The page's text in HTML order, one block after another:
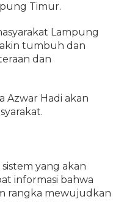
Timur.
Lampung
tumbuh dan
dan
Azwar Hadi akan
yang akan
informasi bahwa
rangka mewujudkan